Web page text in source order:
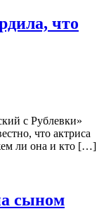
что
с Рублевки»
что актриса
ли она и кто […]
сыном